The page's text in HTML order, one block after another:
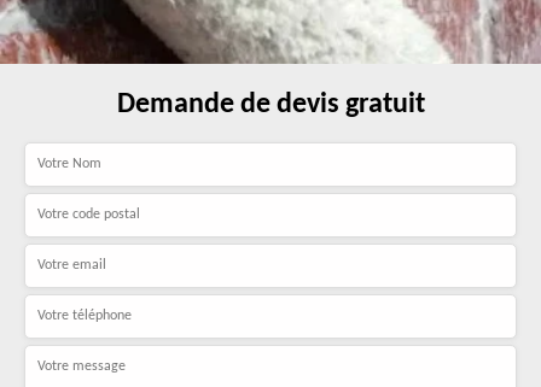
Demande de devis gratuit